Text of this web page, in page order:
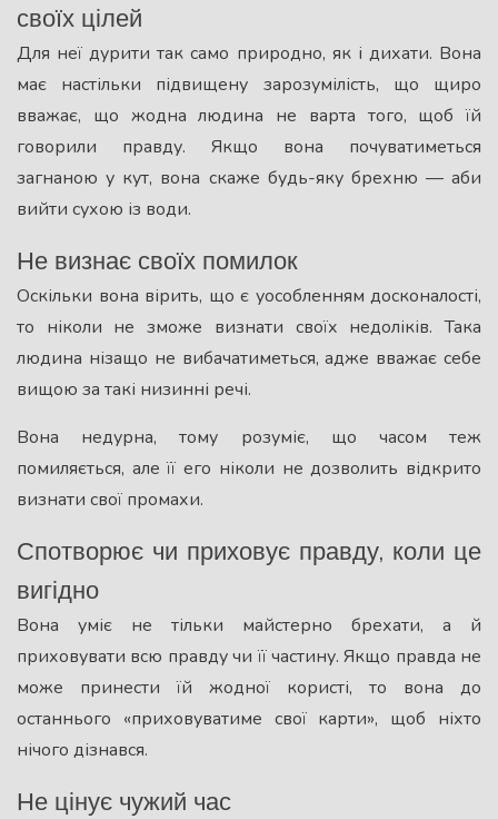
своїх цілей
Для неї дурити так само природно, як і дихати. Вона
має настільки підвищену зарозумілість, що щиро
вважає, що жодна людина не варта того, щоб їй
говорили правду. Якщо вона почуватиметься
загнаною у кут, вона скаже будь-яку брехню — аби
вийти сухою із води.
Не визнає своїх помилок
Оскільки вона вірить, що є уособленням досконалості,
то ніколи не зможе визнати своїх недоліків. Така
людина нізащо не вибачатиметься, адже вважає себе
вищою за такі низинні речі.
Вона недурна, тому розуміє, що часом теж
помиляється, але її его ніколи не дозволить відкрито
визнати свої промахи.
Спотворює чи приховує правду, коли це
вигідно
Вона уміє не тільки майстерно брехати, а й
приховувати всю правду чи її частину. Якщо правда не
може принести їй жодної користі, то вона до
останнього «приховуватиме свої карти», щоб ніхто
нічого дізнався.
Не цінує чужий час